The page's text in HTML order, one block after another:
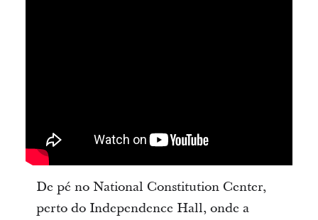
De pé no National Constitution Center,
perto do Independence Hall, onde a